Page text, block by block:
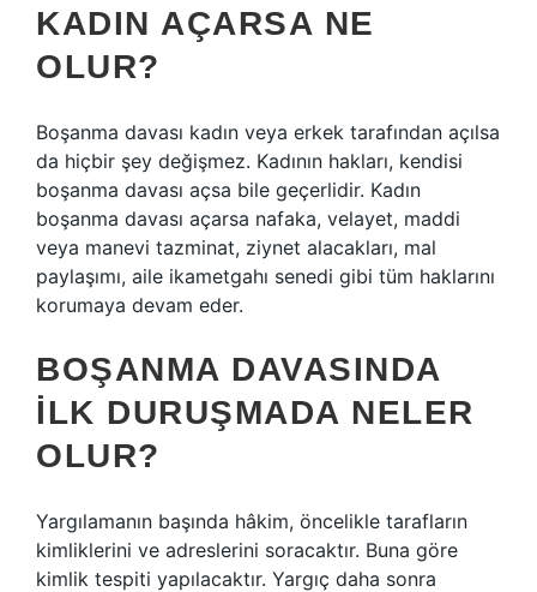
KADIN AÇARSA NE
OLUR?
Boşanma davası kadın veya erkek tarafından açılsa
da hiçbir şey değişmez. Kadının hakları, kendisi
boşanma davası açsa bile geçerlidir. Kadın
boşanma davası açarsa nafaka, velayet, maddi
veya manevi tazminat, ziynet alacakları, mal
paylaşımı, aile ikametgahı senedi gibi tüm haklarını
korumaya devam eder.
BOŞANMA DAVASINDA
ILK DURUŞMADA NELER
OLUR?
Yargılamanın başında hâkim, öncelikle tarafların
kimliklerini ve adreslerini soracaktır. Buna göre
kimlik tespiti yapılacaktır. Yargıç daha sonra